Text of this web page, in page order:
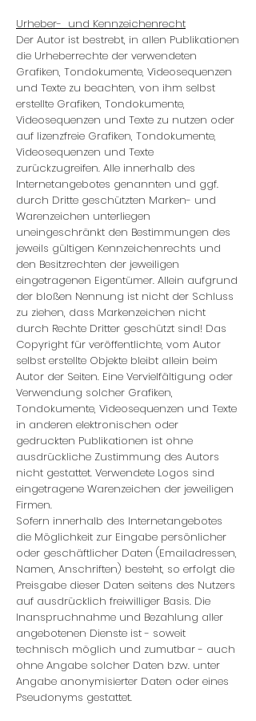
Urheber- und Kennzeichenrecht
Der Autor ist bestrebt, in allen Publikationen
die Urheberrechte der verwendeten
Grafiken, Tondokumente, Videosequenzen
und Texte zu beachten, von ihm selbst
erstellte Grafiken, Tondokumente,
Videosequenzen und Texte zu nutzen oder
auf lizenzfreie Grafiken, Tondokumente,
Videosequenzen und Texte
zurückzugreifen. Alle innerhalb des
Internetangebotes genannten und ggf.
durch Dritte geschützten Marken- und
Warenzeichen unterliegen
uneingeschränkt den Bestimmungen des
jeweils gültigen Kennzeichenrechts und
den Besitzrechten der jeweiligen
eingetragenen Eigentümer. Allein aufgrund
der bloßen Nennung ist nicht der Schluss
zu ziehen, dass Markenzeichen nicht
durch Rechte Dritter geschützt sind! Das
Copyright für veröffentlichte, vom Autor
selbst erstellte Objekte bleibt allein beim
Autor der Seiten. Eine Vervielfältigung oder
Verwendung solcher Grafiken,
Tondokumente, Videosequenzen und Texte
in anderen elektronischen oder
gedruckten Publikationen ist ohne
ausdrückliche Zustimmung des Autors
nicht gestattet. Verwendete Logos sind
eingetragene Warenzeichen der jeweiligen
Firmen.
Sofern innerhalb des Internetangebotes
die Möglichkeit zur Eingabe persönlicher
oder geschäftlicher Daten (Emailadressen,
Namen, Anschriften) besteht, so erfolgt die
Preisgabe dieser Daten seitens des Nutzers
auf ausdrücklich freiwilliger Basis. Die
Inanspruchnahme und Bezahlung aller
angebotenen Dienste ist - soweit
technisch möglich und zumutbar - auch
ohne Angabe solcher Daten bzw. unter
Angabe anonymisierter Daten oder eines
Pseudonyms gestattet.